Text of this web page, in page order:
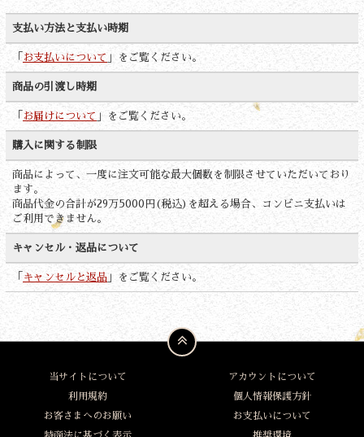
支払い方法と支払い時期
「 お支払いについて 」をご覧ください。
商品の引渡し時期
「 お届けについて 」をご覧ください。
購入に関する制限
商品によって、一度に注文可能な最大個数を制限させていただいており
ます。
商品代金の合計が29万5000円(税込)を超える場合、コンビニ支払いは
ご利用できません。
キャンセル・返品について
「 キャンセルと返品 」をご覧ください。
当サイトについて
アカウントについて
利用規約
個人情報保護方針
お客さまへのお願い
お支払いについて